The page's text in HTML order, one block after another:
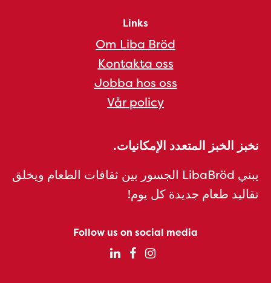
Links
Om Liba Bröd
Kontakta oss
Jobba hos oss
Vår policy
نخبز الخبز المتعدد الإمكانيات.
يبني LibaBröd الجسور بين ثقافات الطعام ويخلق
تقاليد طعام جديدة كل يوم!
Follow us on social media